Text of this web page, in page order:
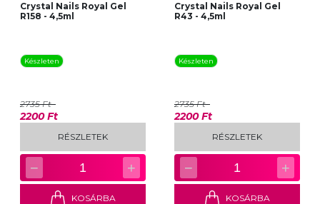
Crystal Nails Royal Gel
R158 - 4,5ml
Készleten
2735 Ft
2200 Ft
RÉSZLETEK
− 1 +
KOSÁRBA
Crystal Nails Royal Gel
R43 - 4,5ml
Készleten
2735 Ft
2200 Ft
RÉSZLETEK
− 1 +
KOSÁRBA